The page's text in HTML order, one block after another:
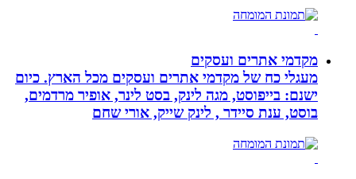
מקדמי אתרים ועסקים
מעגלי כח של מקדמי אתרים ועסקים מכל הארץ. כיום
ישנם: בייפוסט, מגה לינק, בסט לינר, אופיר מרדמים,
בוסט, ענת סיידר , לינק שייק, אורי שחם